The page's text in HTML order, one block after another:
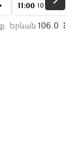
11:00 10 ր
ք. Երևան 106.0